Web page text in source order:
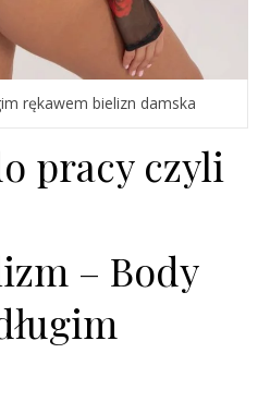
rękawem bielizn damska
pracy czyli
– Body